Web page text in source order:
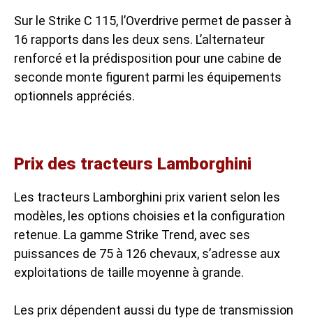
Sur le Strike C 115, l’Overdrive permet de passer à
16 rapports dans les deux sens. L’alternateur
renforcé et la prédisposition pour une cabine de
seconde monte figurent parmi les équipements
optionnels appréciés.
Prix des tracteurs Lamborghini
Les tracteurs Lamborghini prixvarient selon les
modèles, les options choisies et la configuration
retenue. La gamme Strike Trend, avec ses
puissances de 75 à 126 chevaux, s’adresse aux
exploitations de taille moyenne à grande.
Les prix dépendent aussi du type de transmission